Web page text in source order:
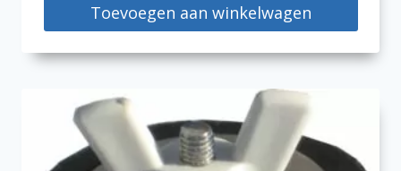
Toevoegen aan winkelwagen